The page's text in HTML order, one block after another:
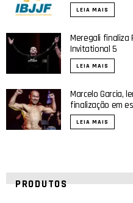
LEIA MAIS
Meregali finaliza
Invitational 5
LEIA MAIS
Marcelo Garcia,
finalização em
LEIA MAIS
PRODUTOS